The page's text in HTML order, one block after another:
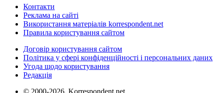
Контакти
Реклама на сайті
Використання матеріалів korrespondent.net
Правила користування сайтом
Договір користування сайтом
Політика у сфері конфіденційності і персональних даних
Угода щодо користування
Редакція
© 2000-2026, Korrespondent.net